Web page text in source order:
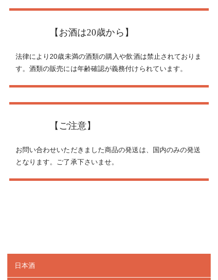
【お酒は20歳から】
法律により20歳未満の酒類の購入や飲酒は禁止されておりま
す。酒類の販売には年齢確認が義務付けられています。
【ご注意】
お問い合わせいただきました商品の発送は、国内のみの発送
となります。ご了承下さいませ。
日本酒